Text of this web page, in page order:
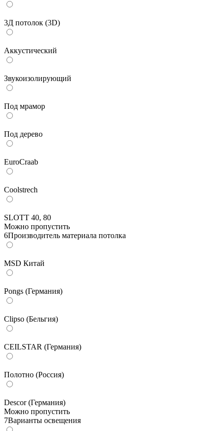
3Д потолок (3D)
Аккустический
Звукоизолирующий
Под мрамор
Под дерево
EuroCraab
Coolstrech
SLOTT 40, 80
Можно пропустить
6Производитель материала потолка
MSD Китай
Pongs (Германия)
Clipso (Бельгия)
CEILSTAR (Германия)
Полотно (Россия)
Descor (Германия)
Можно пропустить
7Варианты освещения